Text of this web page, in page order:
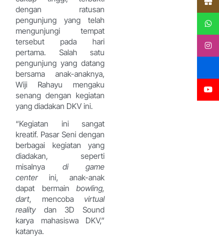
dengan ratusan
pengunjung yang telah
mengunjungi tempat
tersebut pada hari
pertama. Salah satu
pengunjung yang datang
bersama anak-anaknya,
Wiji Rahayu mengaku
senang dengan kegiatan
yang diadakan DKV ini.
“Kegiatan ini sangat
kreatif. Pasar Seni dengan
berbagai kegiatan yang
diadakan, seperti
misalnya di game
centerini, anak-anak
dapat bermain bowling,
dart, mencoba virtual
realitydan 3D Sound
karya mahasiswa DKV,”
katanya.